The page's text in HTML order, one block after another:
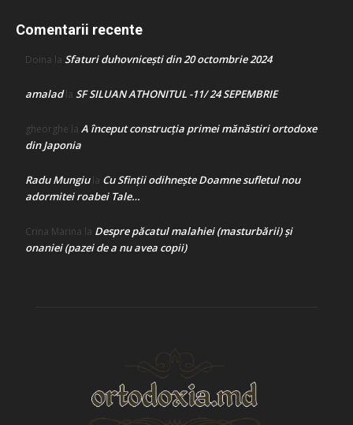
Comentarii recente
Doina la Sfaturi duhovnicești din 20 octombrie 2024
amaladla SF SILUAN ATHONITUL -11/ 24 SEPEMBRIE
gheorghe la A început construcţia primei mănăstiri ortodoxe
din Japonia
Radu Mungiula Cu Sfinții odihnește Doamne sufletul nou
adormitei roabei Tale…
Crina Marina la Despre păcatul malahiei (masturbării) şi
onaniei (pazei de a nu avea copii)